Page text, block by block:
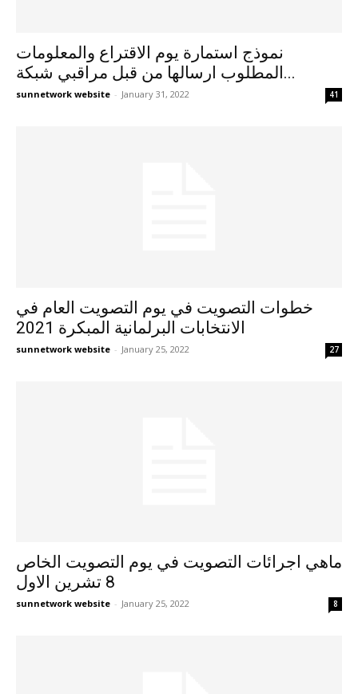
نموذج استمارة يوم الاقتراع والمعلومات
المطلوب ارسالها من قبل مراقبي شبكة...
sunnetwork website - January 31, 2022 41
خطوات التصويت في يوم التصويت العام في
الانتخابات البرلمانية المبكرة 2021
sunnetwork website - January 25, 2022 27
ماهي اجرائات التصويت في يوم التصويت الخاص
8 تشرين الاول
sunnetwork website - January 25, 2022 8